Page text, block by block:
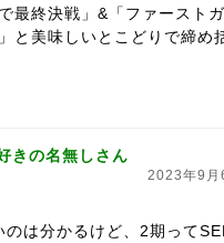
最終決戦」&「ファースト
と美味しいとこどりで締め
きの名無しさん
2023年9
のは分かるけど、2期って